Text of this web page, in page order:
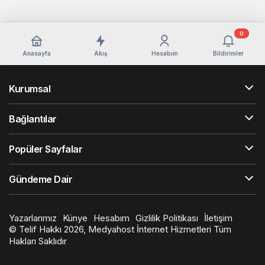
Anasayfa Akış Hesabım Bildirimler
0
Kurumsal
Bağlantılar
Popüler Sayfalar
Gündeme Dair
Yazarlarımız Künye Hesabım Gizlilik Politikası
İletişim
© Telif Hakkı 2026, Medyahost İnternet Hizmetleri Tüm
Hakları Saklıdır